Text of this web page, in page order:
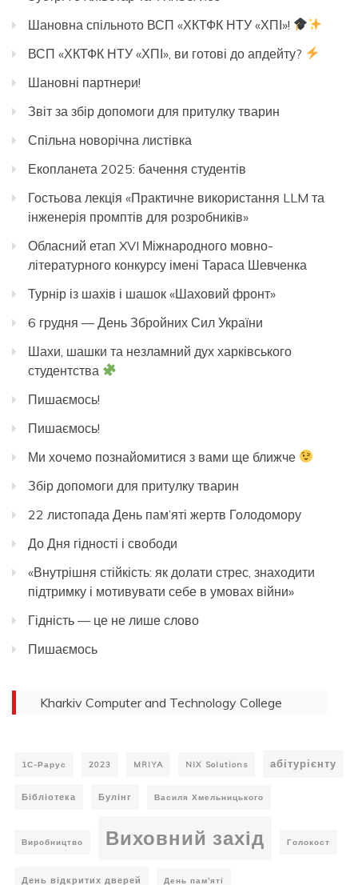
Шановна спільното ВСП «ХКТФК НТУ «ХПІ»!
ВСП «ХКТФК НТУ «ХПІ», ви готові до апдейту?
Шановні партнери!
Звіт за збір допомоги для притулку тварин
Спільна новорічна листівка
Екопланета 2025: бачення студентів
Гостьова лекція «Практичне використання LLM та
інженерія промптів для розробників»
Обласний етап XVI Міжнародного мовно-
літературного конкурсу імені Тараса Шевченка
Турнір із шахів і шашок «Шаховий фронт»
6 грудня — День Збройних Сил України
Шахи, шашки та незламний дух харківського
студентства
Пишаємось!
Пишаємось!
Ми хочемо познайомитися з вами ще ближче
Збір допомоги для притулку тварин
22 листопада День пам’яті жертв Голодомору
До Дня гідності і свободи
«Внутрішня стійкість: як долати стрес, знаходити
підтримку і мотивувати себе в умовах війни»
Гідність — це не лише слово
Пишаємось
Kharkiv Computer and Technology College
1С-Рарус 2023 MRIYA NIX Solutions абітурієнту
Бібліотека Булінг Василя Хмельницького
Виробництво Виховний захід Голокост
День відкритих дверей День пам'яті